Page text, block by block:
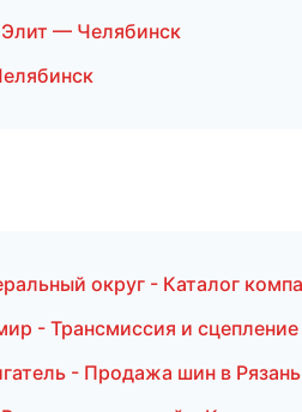
— Челябинск
округ - Каталог
- Трансмиссия и
- Продажа шин в Рязань